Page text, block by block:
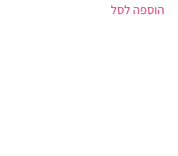
הוספה לסל